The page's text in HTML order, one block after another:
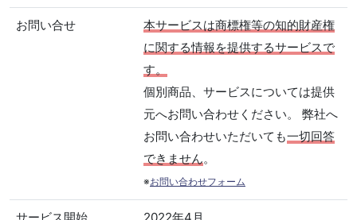
お問い合せ
本サービスは商標権等の知的財産権
に関する情報を提供するサービスで
す。
個別商品、サービスについては提供
元へお問い合わせください。 弊社へ
お問い合わせいただいても一切回答
できません。
※お問い合わせフォーム